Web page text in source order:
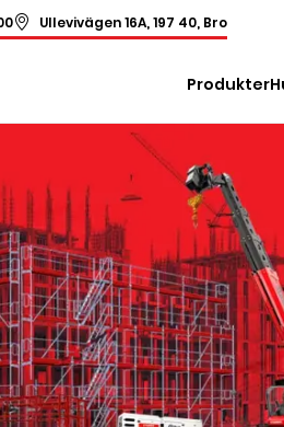
Ullevivägen 16A, 197 40, Bro
Produkter